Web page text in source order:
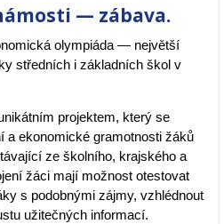
— zábava.
olympiáda — největší
středních i základních škol v
projektem, který se
a ekonomické gramotnosti žáků
ze školního, krajského a
žáci mají možnost otestovat
s podobnými zájmy, vzhlédnout
užitečných informací.